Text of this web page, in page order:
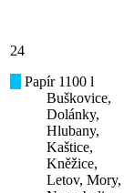
24
Papír 1100 l
Buškovice,
Dolánky,
Hlubany,
Kaštice,
Kněžice,
Letov, Mory,